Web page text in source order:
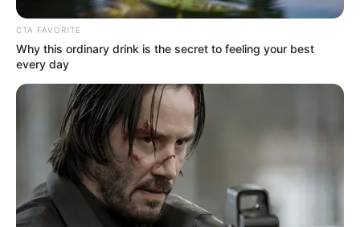
CTA FAVORITE
Why this ordinary drink is the secret to feeling your best
every day